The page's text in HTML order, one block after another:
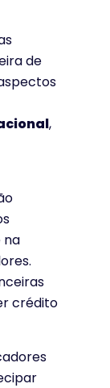
de
,
na
crédito